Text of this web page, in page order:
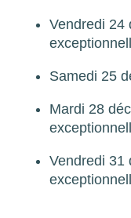
Vendredi 24
Samedi 25
Mardi 28
Vendredi 31